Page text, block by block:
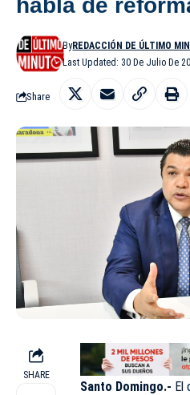
habla de
Last Updated: 30 De Julio De
ByREDACCIÓN DE ÚLTIMO
Share
SHARE
Santo Domingo.- El